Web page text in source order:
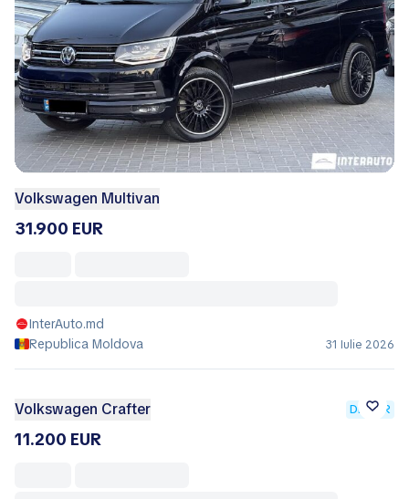
InterAuto.md
Republica Moldova
31 Iulie 2026
Volkswagen Multivan